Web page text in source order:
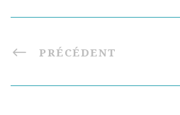
PRÉCÉDENT